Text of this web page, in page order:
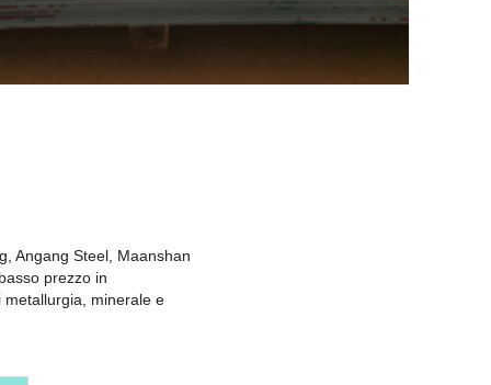
Angang Steel, Maanshan
prezzo in
minerale e